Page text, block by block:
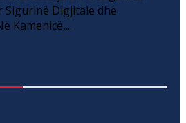
Sigurinë Digjitale dhe
Kamenicë,...